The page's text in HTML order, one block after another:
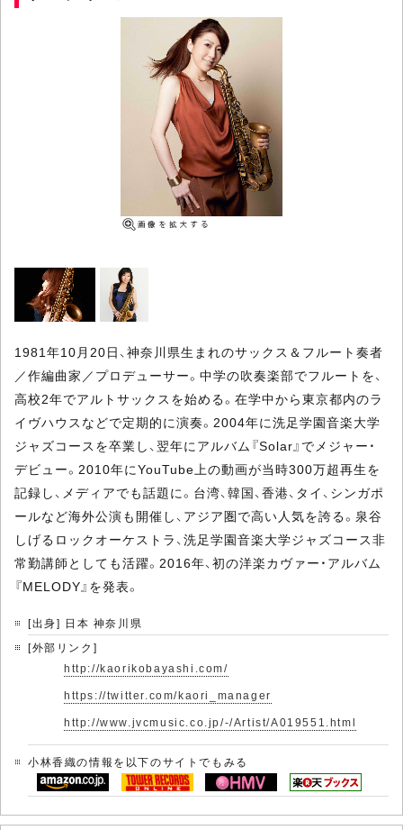
1981年10月20日、神奈川県生まれのサックス＆フルート奏者
／作編曲家／プロデューサー。中学の吹奏楽部でフルートを、
高校2年でアルトサックスを始める。在学中から東京都内のラ
イヴハウスなどで定期的に演奏。2004年に洗足学園音楽大学
ジャズコースを卒業し、翌年にアルバム『Solar』でメジャー・
デビュー。2010年にYouTube上の動画が当時300万超再生を
記録し、メディアでも話題に。台湾、韓国、香港、タイ、シンガポ
ールなど海外公演も開催し、アジア圏で高い人気を誇る。泉谷
しげるロックオーケストラ、洗足学園音楽大学ジャズコース非
常勤講師としても活躍。2016年、初の洋楽カヴァー・アルバム
『MELODY』を発表。
[出身] 日本 神奈川県
[外部リンク]
http://kaorikobayashi.com/
https://twitter.com/kaori_manager
http://www.jvcmusic.co.jp/-/Artist/A019551.html
小林香織の情報を以下のサイトでもみる